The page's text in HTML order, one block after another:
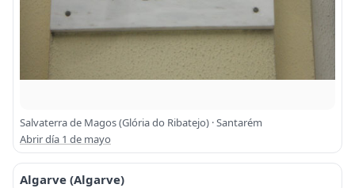
Salvaterra de Magos (Glória do Ribatejo) · Santarém
Abrir día 1 de mayo
Algarve (Algarve)